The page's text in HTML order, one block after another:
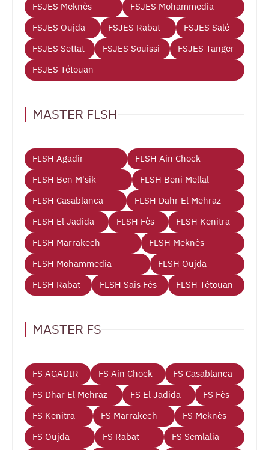
FSJES Meknès
FSJES Mohammedia
FSJES Oujda
FSJES Rabat
FSJES Salé
FSJES Settat
FSJES Souissi
FSJES Tanger
FSJES Tétouan
MASTER FLSH
FLSH Agadir
FLSH Ain Chock
FLSH Ben M'sik
FLSH Beni Mellal
FLSH Casablanca
FLSH Dahr El Mehraz
FLSH El Jadida
FLSH Fès
FLSH Kenitra
FLSH Marrakech
FLSH Meknès
FLSH Mohammedia
FLSH Oujda
FLSH Rabat
FLSH Sais Fès FLSH Tétouan
MASTER FS
FS AGADIR FS Ain Chock
FS Casablanca
FS Dhar El Mehraz
FS El Jadida
FS Fès
FS Kenitra
FS Marrakech
FS Meknès
FS Oujda
FS Rabat
FS Semlalia